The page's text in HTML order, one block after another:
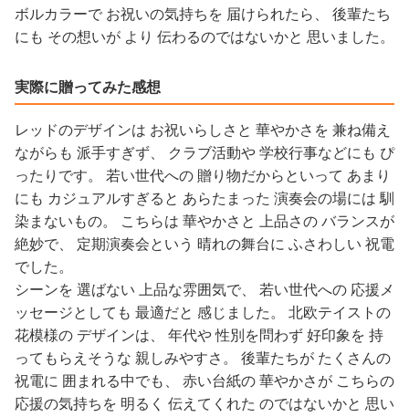
ボルカラーで お祝いの気持ちを 届けられたら、 後輩たち
にも その想いが より 伝わるのではないかと 思いました。
実際に贈ってみた感想
レッドのデザインは お祝いらしさと 華やかさを 兼ね備え
ながらも 派手すぎず、 クラブ活動や 学校行事などにも ぴ
ったりです。 若い世代への 贈り物だからといって あまり
にも カジュアルすぎると あらたまった 演奏会の場には 馴
染まないもの。 こちらは 華やかさと 上品さの バランスが
絶妙で、 定期演奏会という 晴れの舞台に ふさわしい 祝電
でした。
シーンを 選ばない 上品な雰囲気で、 若い世代への 応援メ
ッセージとしても 最適だと 感じました。 北欧テイストの
花模様の デザインは、 年代や 性別を問わず 好印象を 持
ってもらえそうな 親しみやすさ。 後輩たちが たくさんの
祝電に 囲まれる中でも、 赤い台紙の 華やかさが こちらの
応援の気持ちを 明るく 伝えてくれた のではないかと 思い